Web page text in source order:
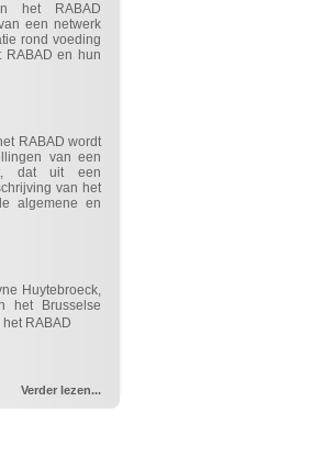
het RABAD
een netwerk
rond voeding
en hun
RABAD wordt
van een
dat uit een
van het
algemene en
Huytebroeck,
het Brusselse
RABAD
Verder lezen...